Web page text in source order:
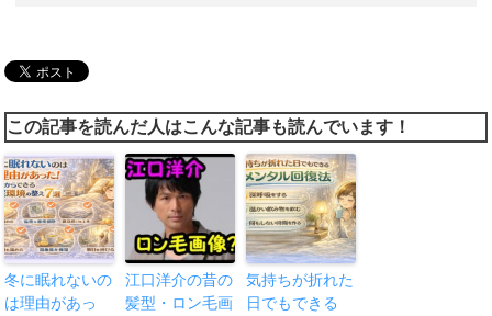
この記事を読んだ人はこんな記事も読んでいます！
冬に眠れないの
は理由があっ
江口洋介の昔の
髪型・ロン毛画
気持ちが折れた
日でもできる